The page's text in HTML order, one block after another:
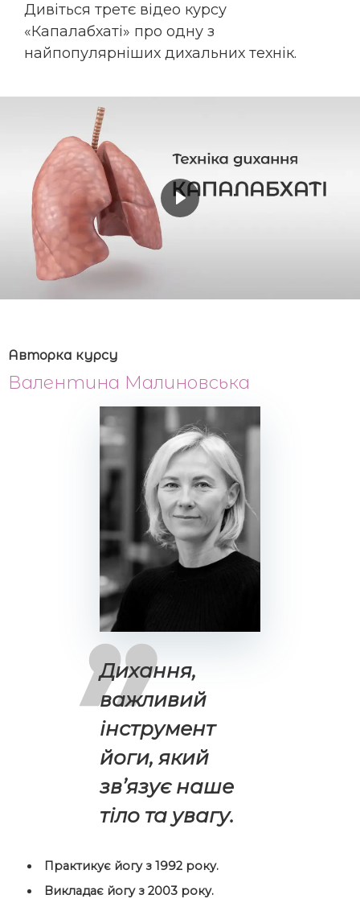
Дивіться третє відео курсу
«Капалабхаті» про одну з
найпопулярніших дихальних технік.
Авторка курсу
Валентина Малиновська
Практикує йогу з 1992 року.
Викладає йогу з 2003 року.
”
Дихання,
важливий
інструмент
йоги, який
звʼязує наше
тіло та увагу.